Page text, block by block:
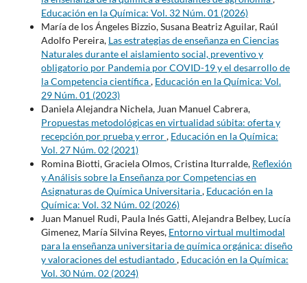
Educación en la Química: Vol. 32 Núm. 01 (2026)
María de los Ángeles Bizzio, Susana Beatriz Aguilar, Raúl
Adolfo Pereira, Las estrategias de enseñanza en Ciencias
Naturales durante el aislamiento social, preventivo y
obligatorio por Pandemia por COVID-19 y el desarrollo de
la Competencia científica, Educación en la Química: Vol.
29 Núm. 01 (2023)
Daniela Alejandra Nichela, Juan Manuel Cabrera,
Propuestas metodológicas en virtualidad súbita: oferta y
recepción por prueba y error, Educación en la Química:
Vol. 27 Núm. 02 (2021)
Romina Biotti, Graciela Olmos, Cristina Iturralde, Reflexión
y Análisis sobre la Enseñanza por Competencias en
Asignaturas de Química Universitaria, Educación en la
Química: Vol. 32 Núm. 02 (2026)
Juan Manuel Rudi, Paula Inés Gatti, Alejandra Belbey, Lucía
Gimenez, María Silvina Reyes, Entorno virtual multimodal
para la enseñanza universitaria de química orgánica: diseño
y valoraciones del estudiantado, Educación en la Química:
Vol. 30 Núm. 02 (2024)